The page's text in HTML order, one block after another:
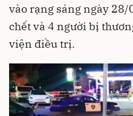
vào rạng sáng ngày 28/
chết và 4 người bị
viện điều trị.